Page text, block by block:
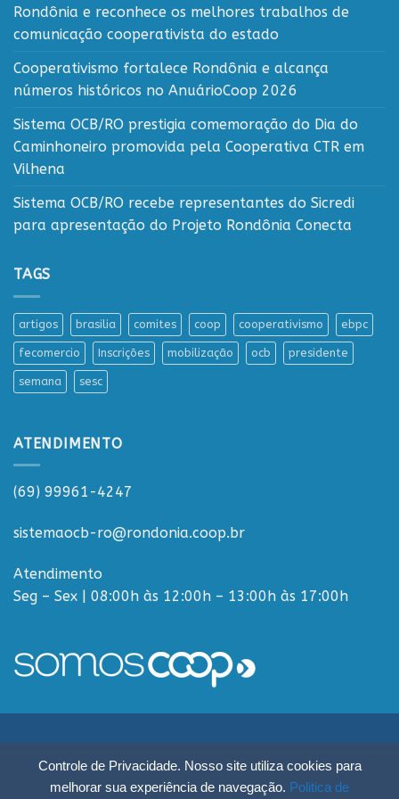
Controle de Privacidade. Nosso site utiliza cookies para
melhorar sua experiência de navegação. Politica de
Rondônia e reconhece os melhores trabalhos de
comunicação cooperativista do estado
Cooperativismo fortalece Rondônia e alcança
números históricos no AnuárioCoop 2026
Sistema OCB/RO prestigia comemoração do Dia do
Caminhoneiro promovida pela Cooperativa CTR em
Vilhena
Sistema OCB/RO recebe representantes do Sicredi
para apresentação do Projeto Rondônia Conecta
TAGS
artigos brasilia comites coop cooperativismo ebpc
fecomercio Inscrições mobilização ocb presidente
semana sesc
ATENDIMENTO
(69) 99961-4247
sistemaocb-ro@rondonia.coop.br
Atendimento
Seg – Sex | 08:00h às 12:00h – 13:00h às 17:00h
Sistema OCB Rondônia © Todos os Direitos Reservados - R. Paulo
Macalão, 4675 - Flodoaldo Pontes Pinto, Porto Velho - RO, 76820-454